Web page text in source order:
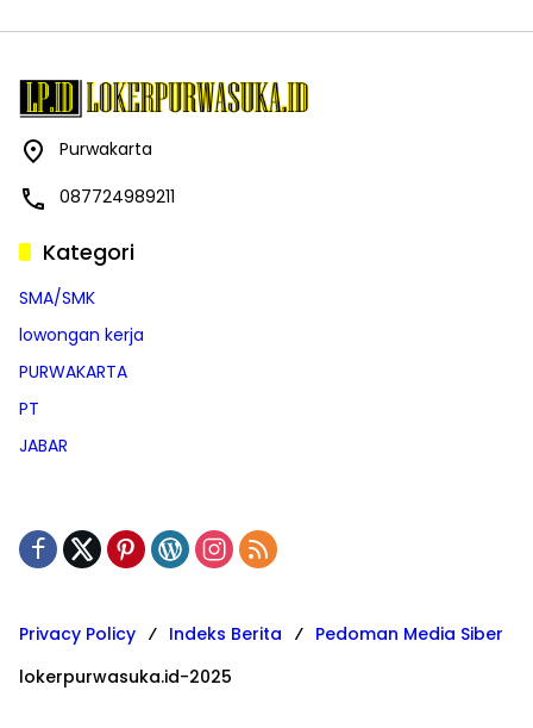
Purwakarta
087724989211
Kategori
SMA/SMK
lowongan kerja
PURWAKARTA
PT
JABAR
Privacy Policy Indeks Berita
Pedoman Media Siber
lokerpurwasuka.id-2025